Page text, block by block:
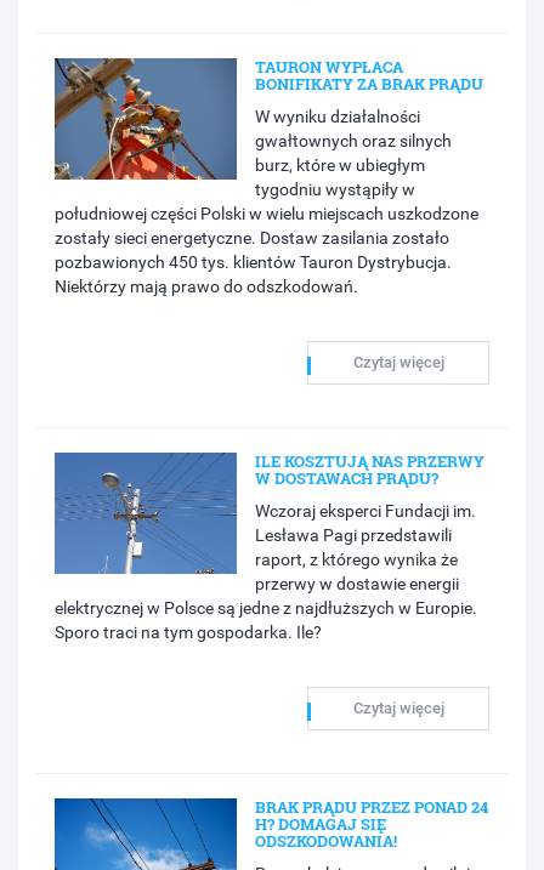
TAURON WYPŁACA
BONIFIKATY ZA BRAK PRĄDU
W wyniku działalności
gwałtownych oraz silnych
burz, które w ubiegłym
tygodniu wystąpiły w
południowej części Polski w wielu miejscach uszkodzone
zostały sieci energetyczne. Dostaw zasilania zostało
pozbawionych 450 tys. klientów Tauron Dystrybucja.
Niektórzy mają prawo do odszkodowań.
Czytaj więcej
ILE KOSZTUJĄ NAS PRZERWY
W DOSTAWACH PRĄDU?
Wczoraj eksperci Fundacji im.
Lesława Pagi przedstawili
raport, z którego wynika że
przerwy w dostawie energii
elektrycznej w Polsce są jedne z najdłuższych w Europie.
Sporo traci na tym gospodarka. Ile?
Czytaj więcej
BRAK PRĄDU PRZEZ PONAD 24
H? DOMAGAJ SIĘ
ODSZKODOWANIA!